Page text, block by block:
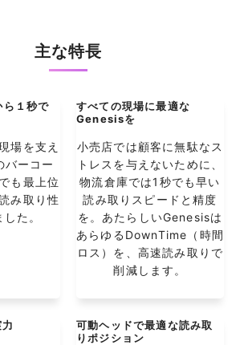
主な特長
ら１秒で
場を支え
ーコー
も最上位
み取り性
た。
すべての現場に最適な
Genesisを
小売店では顧客に無駄なス
トレスを与えないために、
物流倉庫では1秒でも早い
読み取りスピードと精度
を。あたらしいGenesisは
あらゆるDownTime（時間
ロス）を、高速読み取りで
削減します。
可動ヘッドで最適な読み取
りポジション